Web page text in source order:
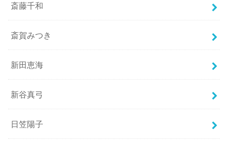
斎藤千和
斎賀みつき
新田恵海
新谷真弓
日笠陽子